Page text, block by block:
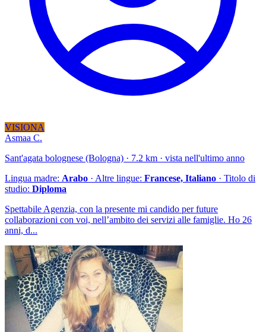
VISIONA
Asmaa C.
Sant'agata bolognese (Bologna) · 7.2 km · vista nell'ultimo anno
Lingua madre: Arabo · Altre lingue: Francese, Italiano · Titolo di
studio: Diploma
Spettabile Agenzia, con la presente mi candido per future
collaborazioni con voi, nell’ambito dei servizi alle famiglie. Ho 26
anni, d...